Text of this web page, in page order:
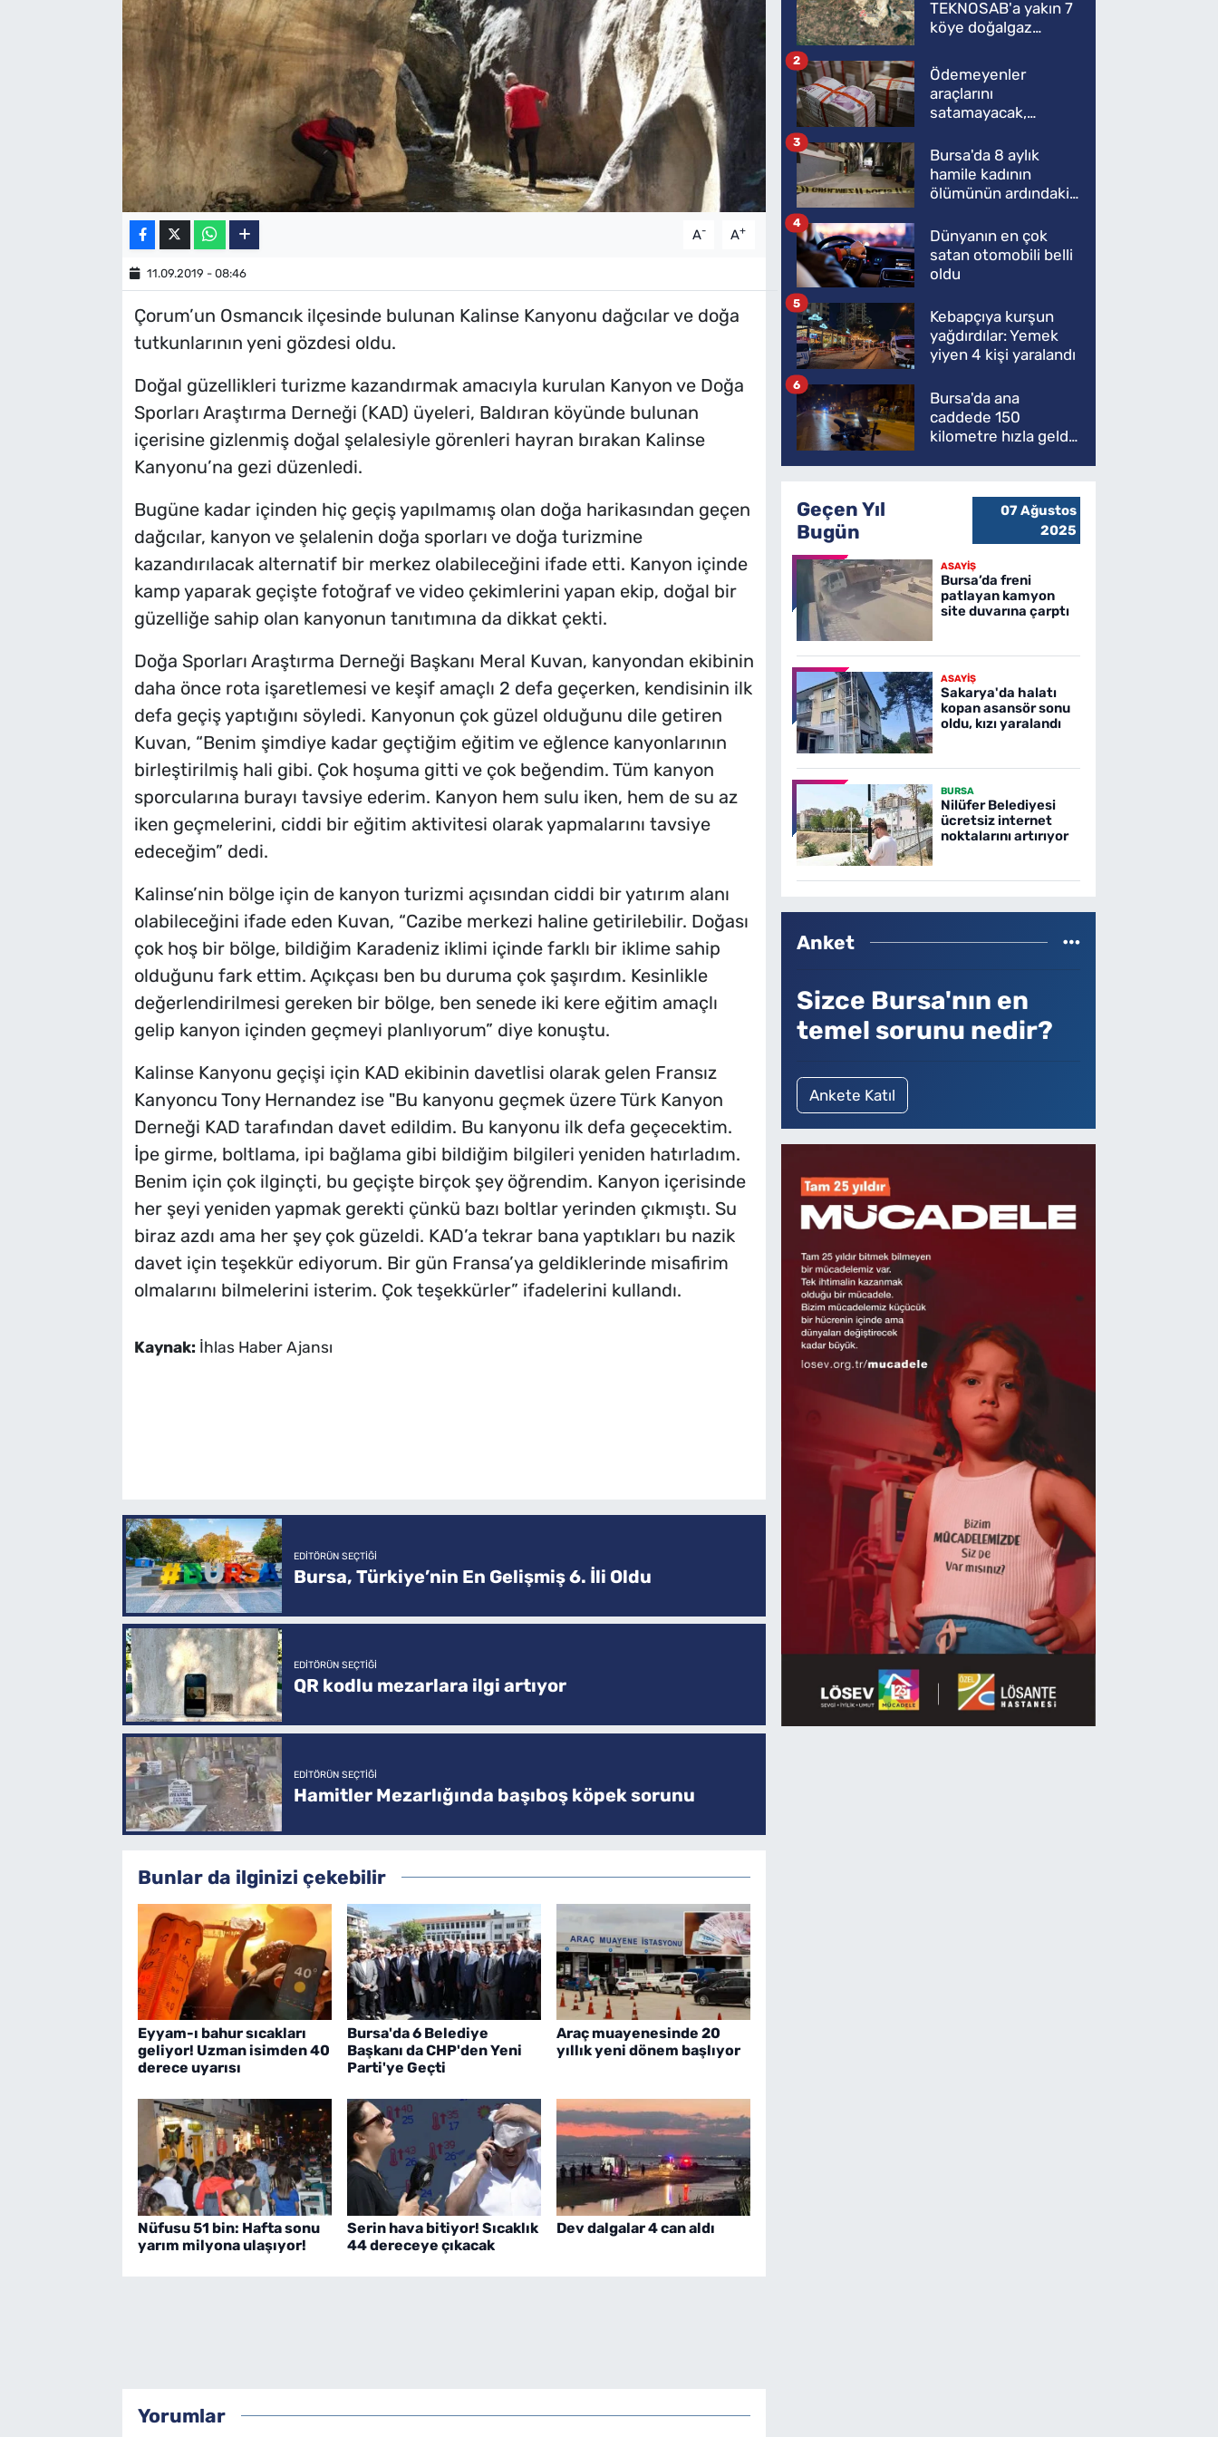
A- A+
11.09.2019 - 08:46
Çorum’un Osmancık ilçesinde bulunan Kalinse Kanyonu dağcılar ve doğa
tutkunlarının yeni gözdesi oldu.
Doğal güzellikleri turizme kazandırmak amacıyla kurulan Kanyon ve Doğa
Sporları Araştırma Derneği (KAD) üyeleri, Baldıran köyünde bulunan
içerisine gizlenmiş doğal şelalesiyle görenleri hayran bırakan Kalinse
Kanyonu’na gezi düzenledi.
Bugüne kadar içinden hiç geçiş yapılmamış olan doğa harikasından geçen
dağcılar, kanyon ve şelalenin doğa sporları ve doğa turizmine
kazandırılacak alternatif bir merkez olabileceğini ifade etti. Kanyon içinde
kamp yaparak geçişte fotoğraf ve video çekimlerini yapan ekip, doğal bir
güzelliğe sahip olan kanyonun tanıtımına da dikkat çekti.
Doğa Sporları Araştırma Derneği Başkanı Meral Kuvan, kanyondan ekibinin
daha önce rota işaretlemesi ve keşif amaçlı 2 defa geçerken, kendisinin ilk
defa geçiş yaptığını söyledi. Kanyonun çok güzel olduğunu dile getiren
Kuvan, “Benim şimdiye kadar geçtiğim eğitim ve eğlence kanyonlarının
birleştirilmiş hali gibi. Çok hoşuma gitti ve çok beğendim. Tüm kanyon
sporcularına burayı tavsiye ederim. Kanyon hem sulu iken, hem de su az
iken geçmelerini, ciddi bir eğitim aktivitesi olarak yapmalarını tavsiye
edeceğim” dedi.
Kalinse’nin bölge için de kanyon turizmi açısından ciddi bir yatırım alanı
olabileceğini ifade eden Kuvan, “Cazibe merkezi haline getirilebilir. Doğası
çok hoş bir bölge, bildiğim Karadeniz iklimi içinde farklı bir iklime sahip
olduğunu fark ettim. Açıkçası ben bu duruma çok şaşırdım. Kesinlikle
değerlendirilmesi gereken bir bölge, ben senede iki kere eğitim amaçlı
gelip kanyon içinden geçmeyi planlıyorum” diye konuştu.
Kalinse Kanyonu geçişi için KAD ekibinin davetlisi olarak gelen Fransız
Kanyoncu Tony Hernandez ise "Bu kanyonu geçmek üzere Türk Kanyon
Derneği KAD tarafından davet edildim. Bu kanyonu ilk defa geçecektim.
İpe girme, boltlama, ipi bağlama gibi bildiğim bilgileri yeniden hatırladım.
Benim için çok ilginçti, bu geçişte birçok şey öğrendim. Kanyon içerisinde
her şeyi yeniden yapmak gerekti çünkü bazı boltlar yerinden çıkmıştı. Su
biraz azdı ama her şey çok güzeldi. KAD’a tekrar bana yaptıkları bu nazik
davet için teşekkür ediyorum. Bir gün Fransa’ya geldiklerinde misafirim
olmalarını bilmelerini isterim. Çok teşekkürler” ifadelerini kullandı.
Kaynak: İhlas Haber Ajansı
EDITÖRÜN SEÇTIĞI
Bursa, Türkiye’nin En Gelişmiş 6. İli Oldu
EDITÖRÜN SEÇTIĞI
QR kodlu mezarlara ilgi artıyor
EDITÖRÜN SEÇTIĞI
Hamitler Mezarlığında başıboş köpek sorunu
Bunlar da ilginizi çekebilir
Eyyam-ı bahur sıcakları
geliyor! Uzman isimden 40
derece uyarısı
Bursa'da 6 Belediye
Başkanı da CHP'den Yeni
Parti'ye Geçti
Araç muayenesinde 20
yıllık yeni dönem başlıyor
Nüfusu 51 bin: Hafta sonu
yarım milyona ulaşıyor!
Serin hava bitiyor! Sıcaklık
44 dereceye çıkacak
Dev dalgalar 4 can aldı
Yorumlar
TEKNOSAB'a yakın 7
köye doğalgaz
Ödemeyenler
araçlarını
satamayacak,
2
Bursa'da 8 aylık
hamile kadının
ölümünün ardındaki
3
Dünyanın en çok
satan otomobili belli
oldu
4
Kebapçıya kurşun
yağdırdılar: Yemek
yiyen 4 kişi yaralandı
5
Bursa'da ana
caddede 150
kilometre hızla geldi,
6
Geçen Yıl
Bugün
07 Ağustos
2025
ASAYİŞ
Bursa’da freni
patlayan kamyon
site duvarına çarptı
ASAYİŞ
Sakarya'da halatı
kopan asansör sonu
oldu, kızı yaralandı
BURSA
Nilüfer Belediyesi
ücretsiz internet
noktalarını artırıyor
Anket
Sizce Bursa'nın en
temel sorunu nedir?
Ankete Katıl
TV REHBERİ